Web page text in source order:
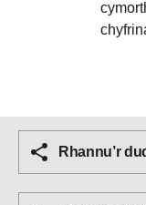
Rhannu’r